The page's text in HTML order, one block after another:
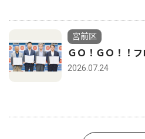
宮前区
ＧＯ！ＧＯ！！
2026.07.24